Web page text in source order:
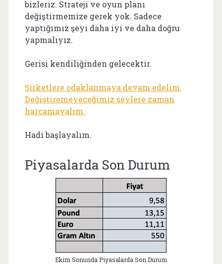
bizleriz. Strateji ve oyun planı
değiştirmemize gerek yok. Sadece
yaptığımız şeyi daha iyi ve daha doğru
yapmalıyız.
Gerisi kendiliğinden gelecektir.
Şirketlere odaklanmaya devam edelim.
Değiştiremeyeceğimiz şeylere zaman
harcamayalım.
Hadi başlayalım.
Piyasalarda Son Durum
Ekim Sonunda Piyasalarda Son Durum